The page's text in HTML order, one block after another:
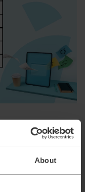
About
Community Fairy